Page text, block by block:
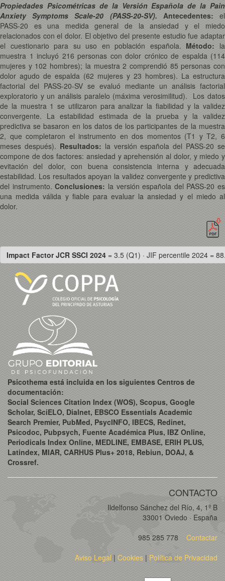
Propiedades Psicométricas de la Versión Española de la Pain
Anxiety Symptoms Scale-20 (PASS-20-SV).
Antecedentes: el
PASS-20 es una medida general de la ansiedad y el miedo
relacionados con el dolor. El objetivo del presente estudio fue adaptar
el cuestionario para su uso en población española.Método: la
muestra 1 incluyó 216 personas con dolor crónico de espalda (114
mujeres y 102 hombres); la muestra 2 comprendió 85 personas con
dolor agudo de espalda (62 mujeres y 23 hombres). La estructura
factorial del PASS-20-SV se evaluó mediante un análisis factorial
exploratorio y un análisis paralelo (máxima verosimilitud). Los datos
de la muestra 1 se utilizaron para analizar la fiabilidad y la validez
convergente. La estabilidad estimada de la prueba y la validez
predictiva se basaron en los datos de los participantes de la muestra
2, que completaron el instrumento en dos momentos (T1 y T2, 6
meses después). Resultados: la versión española del PASS-20 se
compone de dos factores: ansiedad y aprehensión al dolor, y miedo y
evitación del dolor, con buena consistencia interna y adecuada
estabilidad. Los resultados apoyan la validez convergente y predictiva
del instrumento.Conclusiones: la versión española del PASS-20 es
una medida válida y fiable para evaluar la ansiedad y el miedo al
dolor.
Impact Factor JCR SSCI 2024 = 3.5 (Q1) · JIF percentile 2024 =
Psicothema está incluida en los siguientes Centros de
documentación:
Social Sciences Citation Index (WOS), Scopus, Google
Scholar, SciELO, Dialnet, EBSCO Essentials Academic
Search Premier, PubMed, PsycINFO, IBECS, Redinet,
Psicodoc, Pubpsych, Fuente Académica Plus, IBZ Online,
Periodicals Index Online, MEDLINE, EMBASE, ERIH PLUS,
Latindex, MIAR, CARHUS Plus+ 2018, Rebiun, DOAJ, &
Crossref.
CONTACTO
Ildelfonso Sánchez del Río, 4, 1º B
33001 Oviedo · España
985 285 778
Contactar
Aviso Legal| Cookies | Política de Privacidad